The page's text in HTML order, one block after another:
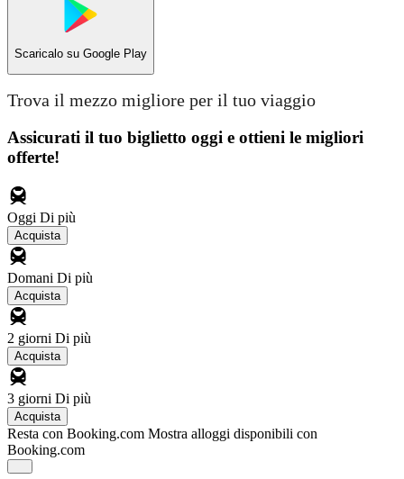
Scaricalo su Google Play
Trova il mezzo migliore per il tuo viaggio
Assicurati il ​​tuo biglietto oggi e ottieni le migliori
offerte!
Oggi Di più
Acquista
Domani Di più
Acquista
2 giorni Di più
Acquista
3 giorni Di più
Acquista
Resta con Booking.com Mostra alloggi disponibili con
Booking.com